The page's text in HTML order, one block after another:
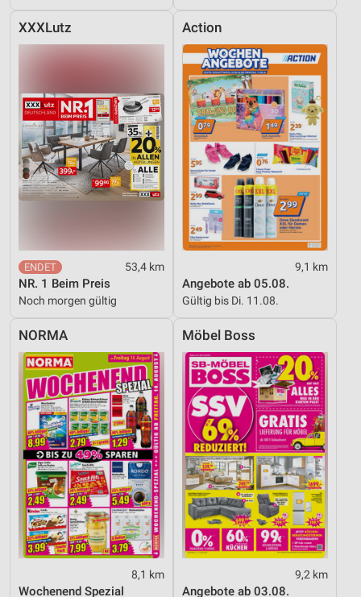
XXXLutz
53,4 km
NR. 1 Beim Preis
Noch morgen gültig
Action
9,1 km
Angebote ab 05.08.
Gültig bis Di. 11.08.
NORMA
8,1 km
Wochenend Spezial
Möbel Boss
9,2 km
Angebote ab 03.08.